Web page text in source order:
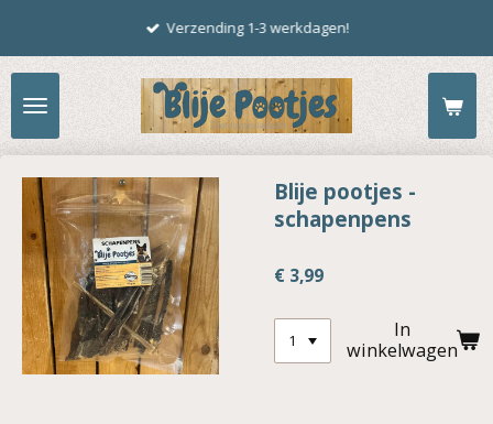
naar
de
hoofdinhoud
Verzending 1-3 werkdagen!
Blije pootjes -
schapenpens
€ 3,99
In
winkelwagen